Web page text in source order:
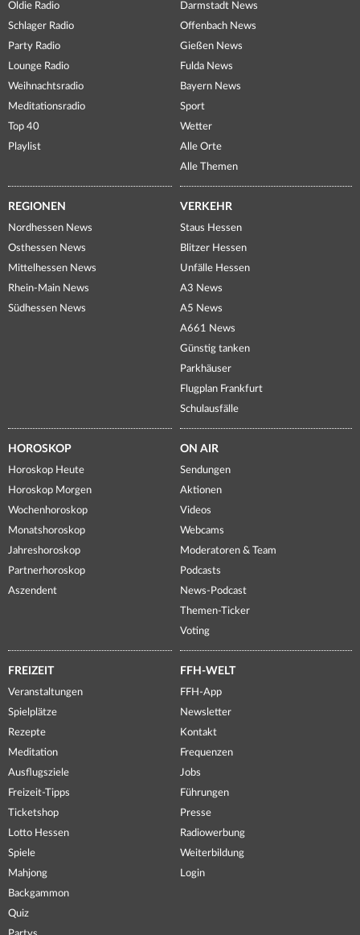
Oldie Radio
Schlager Radio
Party Radio
Lounge Radio
Weihnachtsradio
Meditationsradio
Top 40
Playlist
Darmstadt News
Offenbach News
Gießen News
Fulda News
Bayern News
Sport
Wetter
Alle Orte
Alle Themen
REGIONEN
Nordhessen News
Osthessen News
Mittelhessen News
Rhein-Main News
Südhessen News
VERKEHR
Staus Hessen
Blitzer Hessen
Unfälle Hessen
A3 News
A5 News
A661 News
Günstig tanken
Parkhäuser
Flugplan Frankfurt
Schulausfälle
HOROSKOP
Horoskop Heute
Horoskop Morgen
Wochenhoroskop
Monatshoroskop
Jahreshoroskop
Partnerhoroskop
Aszendent
ON AIR
Sendungen
Aktionen
Videos
Webcams
Moderatoren & Team
Podcasts
News-Podcast
Themen-Ticker
Voting
FREIZEIT
Veranstaltungen
Spielplätze
Rezepte
Meditation
Ausflugsziele
Freizeit-Tipps
Ticketshop
Lotto Hessen
Spiele
Mahjong
Backgammon
Quiz
FFH-WELT
FFH-App
Newsletter
Kontakt
Frequenzen
Jobs
Führungen
Presse
Radiowerbung
Weiterbildung
Login